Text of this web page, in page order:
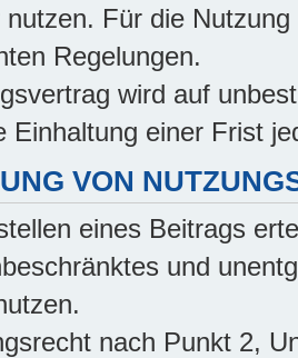
Für die
Regelungen.
wird auf
Einhaltung einer Frist
VON
eines Beitrags
und
nach Punkt 2,